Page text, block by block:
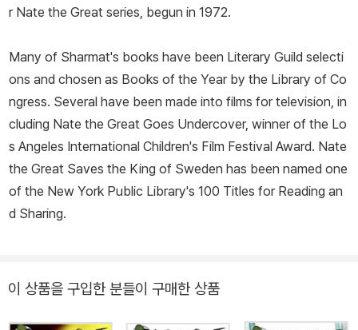
r Nate the Great series, begun in 1972.
Many of Sharmat's books have been Literary Guild selecti
ons and chosen as Books of the Year by the Library of Co
ngress. Several have been made into films for television, in
cluding Nate the Great Goes Undercover, winner of the Lo
s Angeles International Children's Film Festival Award. Nate
the Great Saves the King of Sweden has been named one
of the New York Public Library's 100 Titles for Reading an
d Sharing.
이 상품을 구입한 분들이 구매한 상품